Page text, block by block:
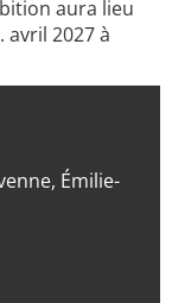
aura lieu
avril 2027 à
Émilie-